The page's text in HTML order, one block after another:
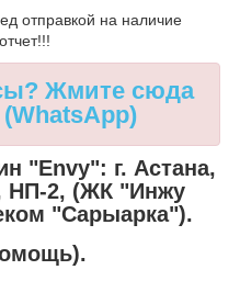
отправкой на наличие
Жмите сюда
(WhatsApp)
"Envy": г. Астана,
НП-2, (ЖК "Инжу
"Сарыарка").